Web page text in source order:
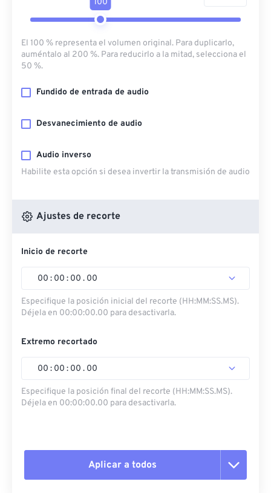
El 100 % representa el volumen original. Para duplicarlo,
auméntalo al 200 %. Para reducirlo a la mitad, selecciona el
50 %.
Fundido de entrada de audio
Desvanecimiento de audio
Audio inverso
Habilite esta opción si desea invertir la transmisión de audio
Ajustes de recorte
Inicio de recorte
00 : 00 : 00 . 00
Especifique la posición inicial del recorte (HH:MM:SS.MS).
Déjela en 00:00:00.00 para desactivarla.
Extremo recortado
00 : 00 : 00 . 00
Especifique la posición final del recorte (HH:MM:SS.MS).
Déjela en 00:00:00.00 para desactivarla.
Aplicar a todos